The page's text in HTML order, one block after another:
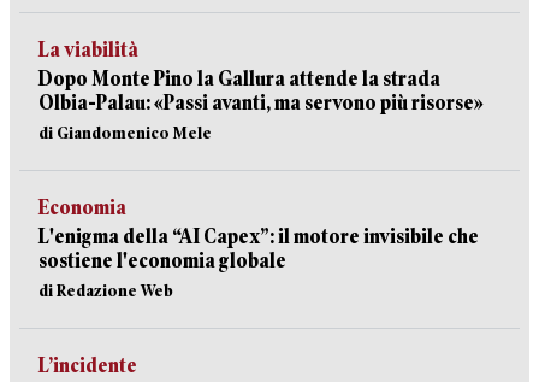
La viabilità
Dopo Monte Pino la Gallura attende la strada
Olbia-Palau: «Passi avanti, ma servono più risorse»
di Giandomenico Mele
Economia
L'enigma della “AI Capex”: il motore invisibile che
sostiene l'economia globale
di Redazione Web
L’incidente